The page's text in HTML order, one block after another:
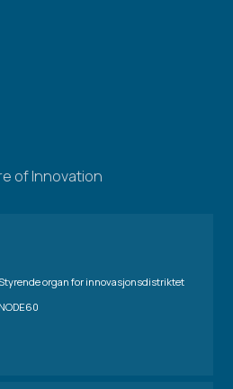
of Innovation
organ for innovasjonsdistriktet
NODE60